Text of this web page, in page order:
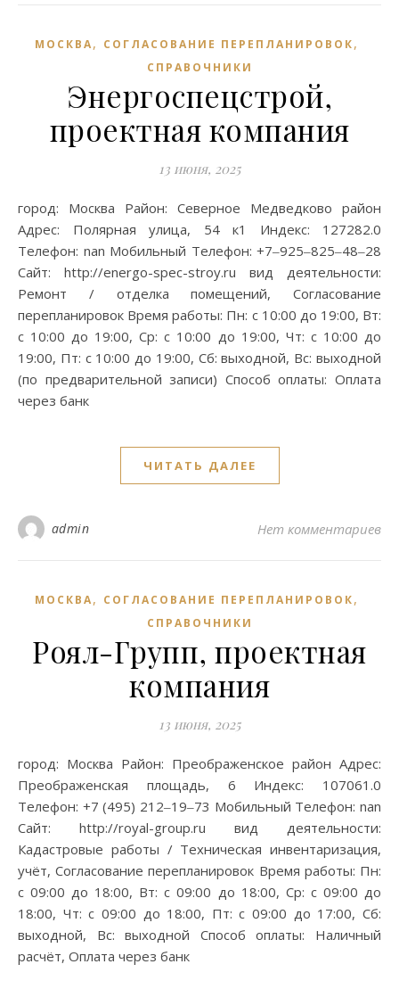
МОСКВА, СОГЛАСОВАНИЕ ПЕРЕПЛАНИРОВОК,
СПРАВОЧНИКИ
Энергоспецстрой,
проектная компания
13 июня, 2025
город: Москва Район: Северное Медведково район
Адрес: Полярная улица, 54 к1 Индекс: 127282.0
Телефон: nan Мобильный Телефон: +7‒925‒825‒48‒28
Сайт: http://energo-spec-stroy.ru вид деятельности:
Ремонт / отделка помещений, Согласование
перепланировок Время работы: Пн: с 10:00 до 19:00, Вт:
с 10:00 до 19:00, Ср: с 10:00 до 19:00, Чт: с 10:00 до
19:00, Пт: с 10:00 до 19:00, Сб: выходной, Вс: выходной
(по предварительной записи) Способ оплаты: Оплата
через банк
ЧИТАТЬ ДАЛЕЕ
admin Нет комментариев
МОСКВА, СОГЛАСОВАНИЕ ПЕРЕПЛАНИРОВОК,
СПРАВОЧНИКИ
Роял-Групп, проектная
компания
13 июня, 2025
город: Москва Район: Преображенское район Адрес:
Преображенская площадь, 6 Индекс: 107061.0
Телефон: +7 (495) 212‒19‒73 Мобильный Телефон: nan
Сайт: http://royal-group.ru вид деятельности:
Кадастровые работы / Техническая инвентаризация,
учёт, Согласование перепланировок Время работы: Пн:
с 09:00 до 18:00, Вт: с 09:00 до 18:00, Ср: с 09:00 до
18:00, Чт: с 09:00 до 18:00, Пт: с 09:00 до 17:00, Сб:
выходной, Вс: выходной Способ оплаты: Наличный
расчёт, Оплата через банк